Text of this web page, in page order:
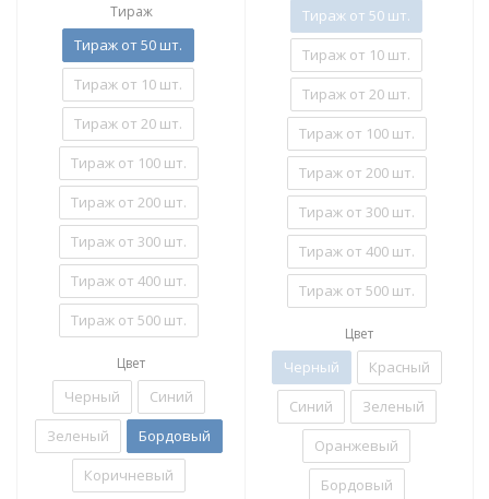
Тираж
Тираж от 50 шт.
Тираж от 10 шт.
Тираж от 20 шт.
Тираж от 100 шт.
Тираж от 200 шт.
Тираж от 300 шт.
Тираж от 400 шт.
Тираж от 500 шт.
Цвет
Черный
Синий
Зеленый
Бордовый
Коричневый
Тираж от 50 шт.
Тираж от 10 шт.
Тираж от 20 шт.
Тираж от 100 шт.
Тираж от 200 шт.
Тираж от 300 шт.
Тираж от 400 шт.
Тираж от 500 шт.
Цвет
Черный
Красный
Синий
Зеленый
Оранжевый
Бордовый